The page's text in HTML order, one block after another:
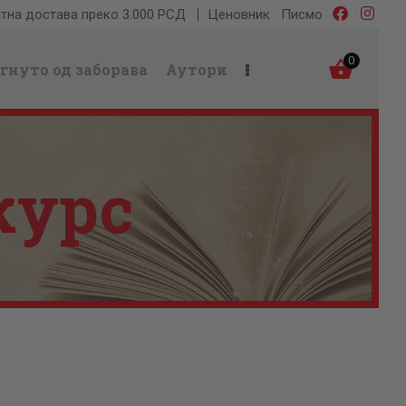
достава преко 3.000 РСД Ценовник Писмо
од заборава Аутори 0